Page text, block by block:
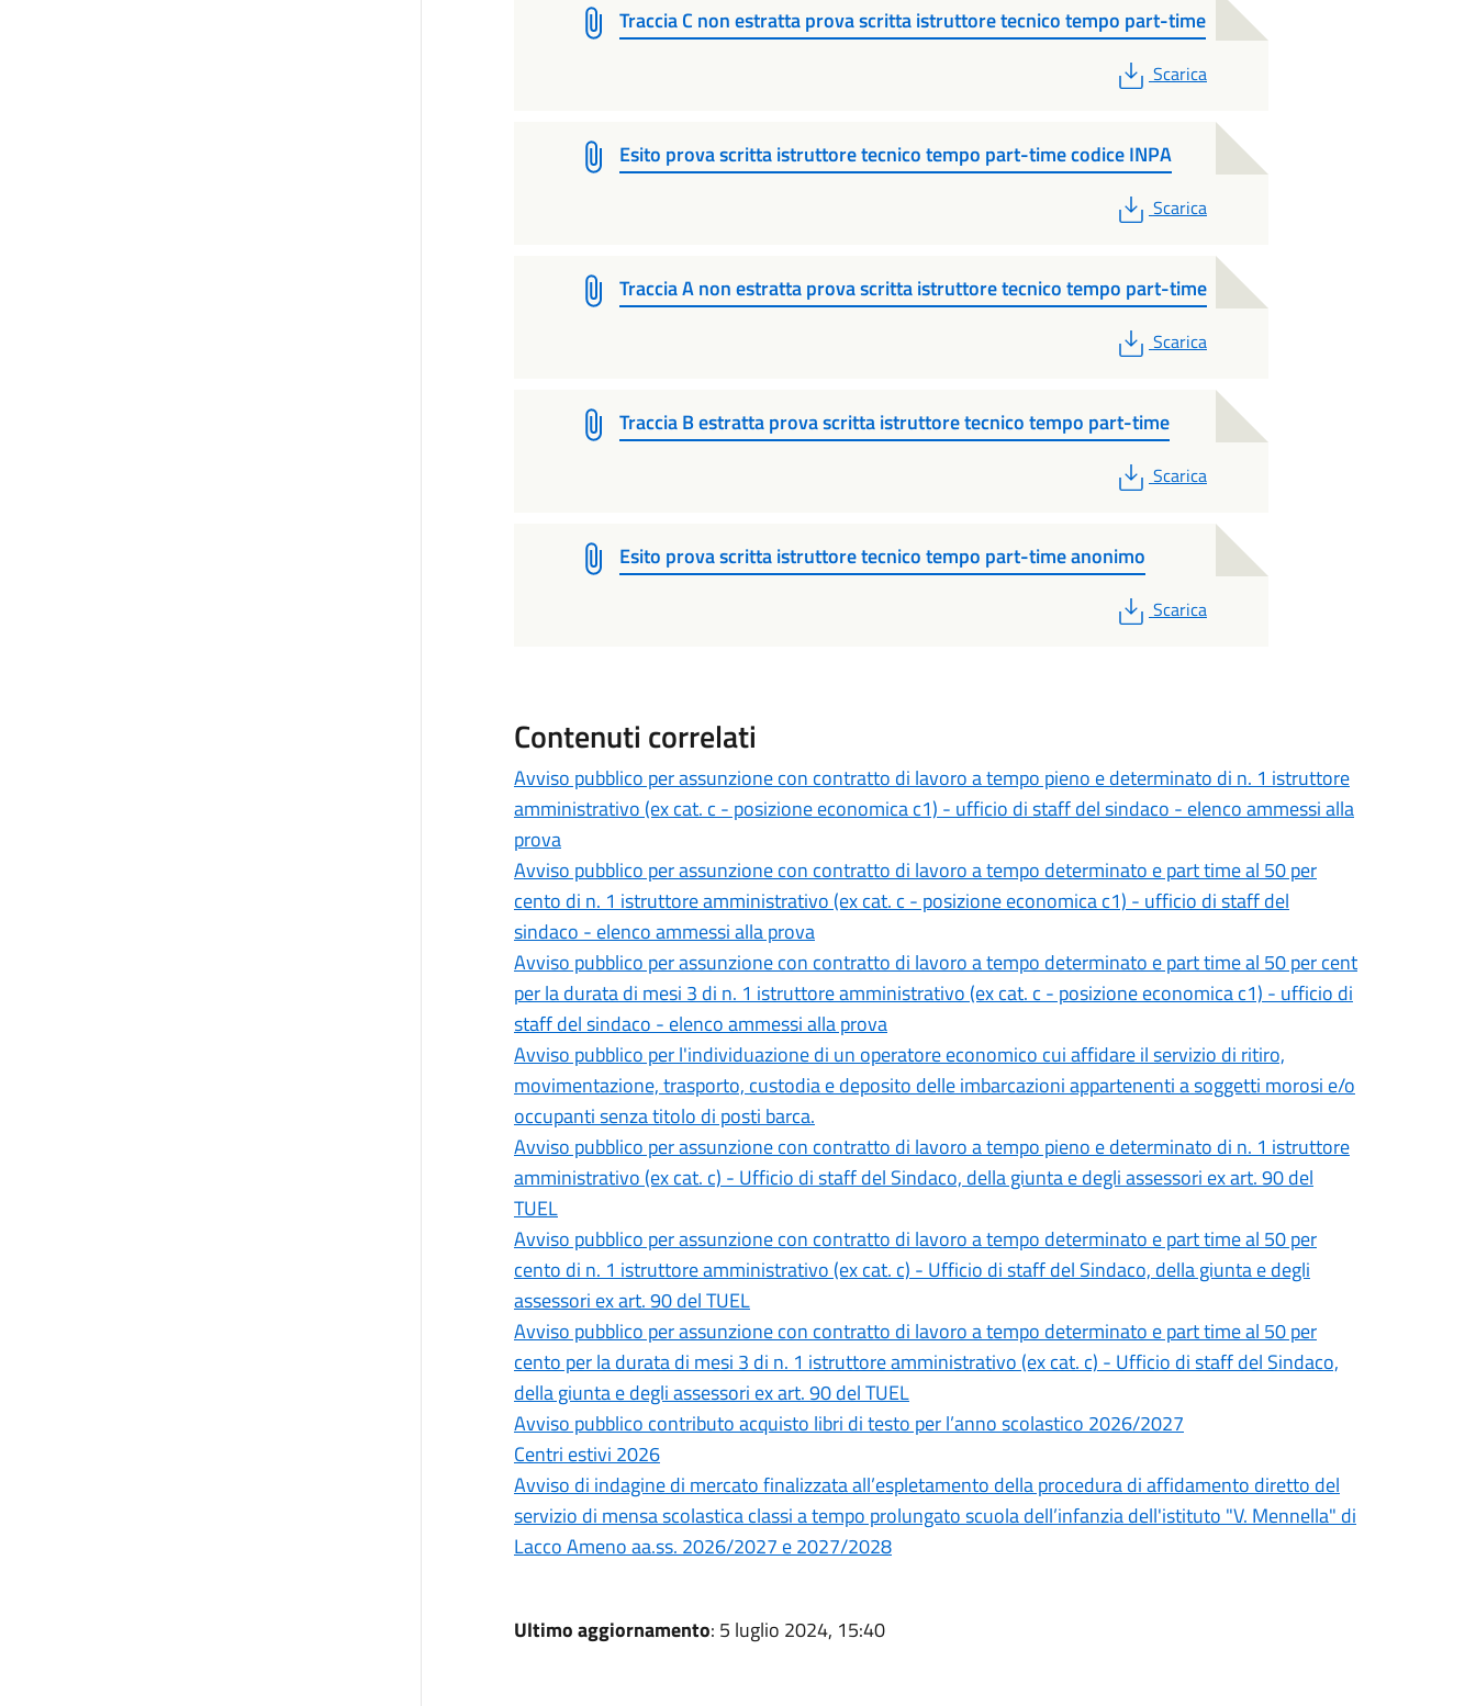
Traccia C non estratta prova scritta istruttore tecnico tempo part-time
PDF
Scarica
Esito prova scritta istruttore tecnico tempo part-time codice INPA
PDF
Scarica
Traccia A non estratta prova scritta istruttore tecnico tempo part-time
PDF
Scarica
Traccia B estratta prova scritta istruttore tecnico tempo part-time
PDF
Scarica
Esito prova scritta istruttore tecnico tempo part-time anonimo
PDF
Scarica
Contenuti correlati
Avviso pubblico per assunzione con contratto di lavoro a tempo pieno e determinato di n. 1 istruttore
amministrativo (ex cat. c - posizione economica c1) - ufficio di staff del sindaco - elenco ammessi alla
prova
Avviso pubblico per assunzione con contratto di lavoro a tempo determinato e part time al 50 per
cento di n. 1 istruttore amministrativo (ex cat. c - posizione economica c1) - ufficio di staff del
sindaco - elenco ammessi alla prova
Avviso pubblico per assunzione con contratto di lavoro a tempo determinato e part time al 50 per cent
per la durata di mesi 3 di n. 1 istruttore amministrativo (ex cat. c - posizione economica c1) - ufficio di
staff del sindaco - elenco ammessi alla prova
Avviso pubblico per l'individuazione di un operatore economico cui affidare il servizio di ritiro,
movimentazione, trasporto, custodia e deposito delle imbarcazioni appartenenti a soggetti morosi e/o
occupanti senza titolo di posti barca.
Avviso pubblico per assunzione con contratto di lavoro a tempo pieno e determinato di n. 1 istruttore
amministrativo (ex cat. c) - Ufficio di staff del Sindaco, della giunta e degli assessori ex art. 90 del
TUEL
Avviso pubblico per assunzione con contratto di lavoro a tempo determinato e part time al 50 per
cento di n. 1 istruttore amministrativo (ex cat. c) - Ufficio di staff del Sindaco, della giunta e degli
assessori ex art. 90 del TUEL
Avviso pubblico per assunzione con contratto di lavoro a tempo determinato e part time al 50 per
cento per la durata di mesi 3 di n. 1 istruttore amministrativo (ex cat. c) - Ufficio di staff del Sindaco,
della giunta e degli assessori ex art. 90 del TUEL
Avviso pubblico contributo acquisto libri di testo per l’anno scolastico 2026/2027
Centri estivi 2026
Avviso di indagine di mercato finalizzata all’espletamento della procedura di affidamento diretto del
servizio di mensa scolastica classi a tempo prolungato scuola dell’infanzia dell'istituto "V. Mennella" di
Lacco Ameno aa.ss. 2026/2027 e 2027/2028
Ultimo aggiornamento: 5 luglio 2024, 15:40